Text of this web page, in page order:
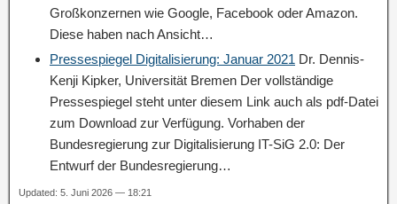
Großkonzernen wie Google, Facebook oder Amazon.
Diese haben nach Ansicht…
Pressespiegel Digitalisierung: Januar 2021 Dr. Dennis-
Kenji Kipker, Universität Bremen Der vollständige
Pressespiegel steht unter diesem Link auch als pdf-Datei
zum Download zur Verfügung. Vorhaben der
Bundesregierung zur Digitalisierung IT-SiG 2.0: Der
Entwurf der Bundesregierung…
Updated: 5. Juni 2026 — 18:21